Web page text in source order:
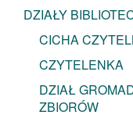
DZIAŁY
CICHA
CZYTELENKA
DZIAŁ
ZBIORÓW